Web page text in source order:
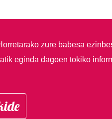
zure babesa
eginda dagoen tokiko